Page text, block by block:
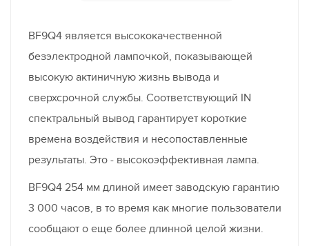
BF9Q4 является высококачественной
безэлектродной лампочкой, показывающей
высокую актиничную жизнь вывода и
сверхсрочной службы. Соответствующий IN
спектральный вывод гарантирует короткие
времена воздействия и несопоставленные
результаты. Это - высокоэффективная лампа.
BF9Q4 254 мм длиной имеет заводскую гарантию
3 000 часов, в то время как многие пользователи
сообщают о еще более длинной целой жизни.